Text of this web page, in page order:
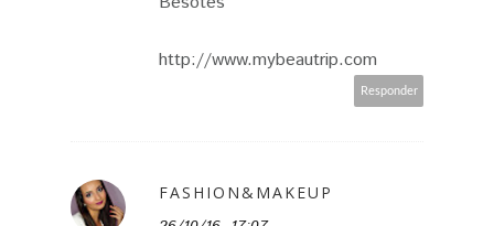
http://www.mybeautrip.com
Responder
FASHION&MAKEUP